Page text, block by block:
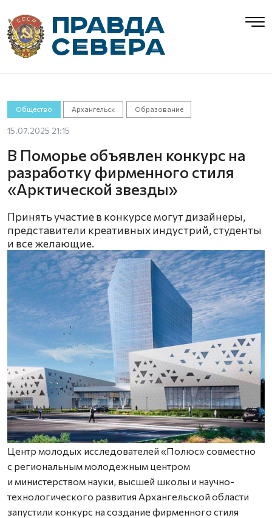
Общество Архангельск Образование
15.07.2025 21:15
В Поморье объявлен конкурс на
разработку фирменного стиля
«Арктической звезды»
Принять участие в конкурсе могут дизайнеры,
представители креативных индустрий, студенты
и все желающие.
Центр молодых исследователей «Полюс» совместно
с региональным молодежным центром
и министерством науки, высшей школы и научно-
технологического развития Архангельской области
запустили конкурс на создание фирменного стиля